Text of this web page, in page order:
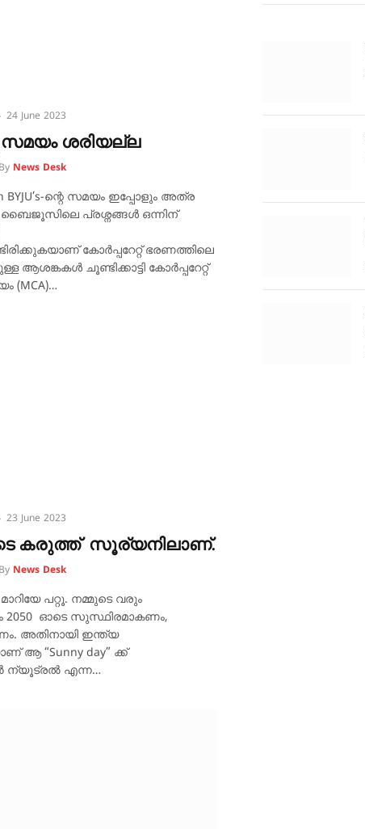
24 June 2023
സമയം ശരിയല്ല
By News Desk
BYJU’s-ന്റെ സമയം ഇപ്പോളും അത്ര
ബൈജൂസിലെ പ്രശ്നങ്ങൾ ഒന്നിന്
കോർപ്പറേറ്റ് ഭരണത്തിലെ
ആശങ്കകൾ ചൂണ്ടിക്കാട്ടി കോർപ്പറേറ്റ്
(MCA)…
23 June 2023
കരുത്ത്‌ സൂര്യനിലാണ്.
By News Desk
പറ്റൂ. നമ്മുടെ വരും
2050 ഓടെ സുസ്ഥിരമാകണം,
അതിനായി ഇന്ത്യ
ആ “Sunny day” ക്ക്
ന്യൂട്രൽ എന്ന…